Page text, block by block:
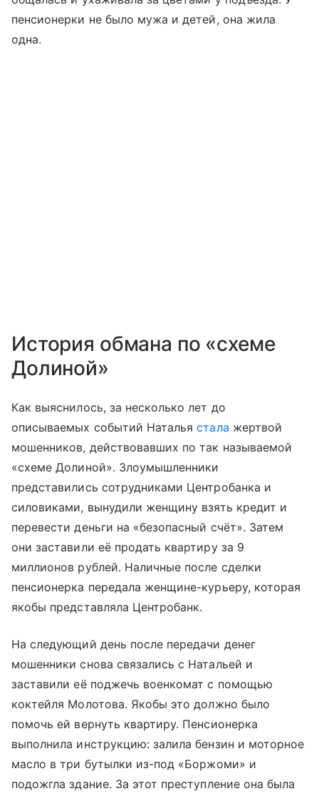
пенсионерки не было мужа и детей, она жила
одна.
История обмана по «схеме
Долиной»
Как выяснилось, за несколько лет до
описываемых событий Натальястала жертвой
мошенников, действовавших по так называемой
«схеме Долиной». Злоумышленники
представились сотрудниками Центробанка и
силовиками, вынудили женщину взять кредит и
перевести деньги на «безопасный счёт». Затем
они заставили её продать квартиру за 9
миллионов рублей. Наличные после сделки
пенсионерка передала женщине-курьеру, которая
якобы представляла Центробанк.
На следующий день после передачи денег
мошенники снова связались с Натальей и
заставили её поджечь военкомат с помощью
коктейля Молотова. Якобы это должно было
помочь ей вернуть квартиру. Пенсионерка
выполнила инструкцию: залила бензин и моторное
масло в три бутылки из-под «Боржоми» и
подожгла здание. За этот преступление она была